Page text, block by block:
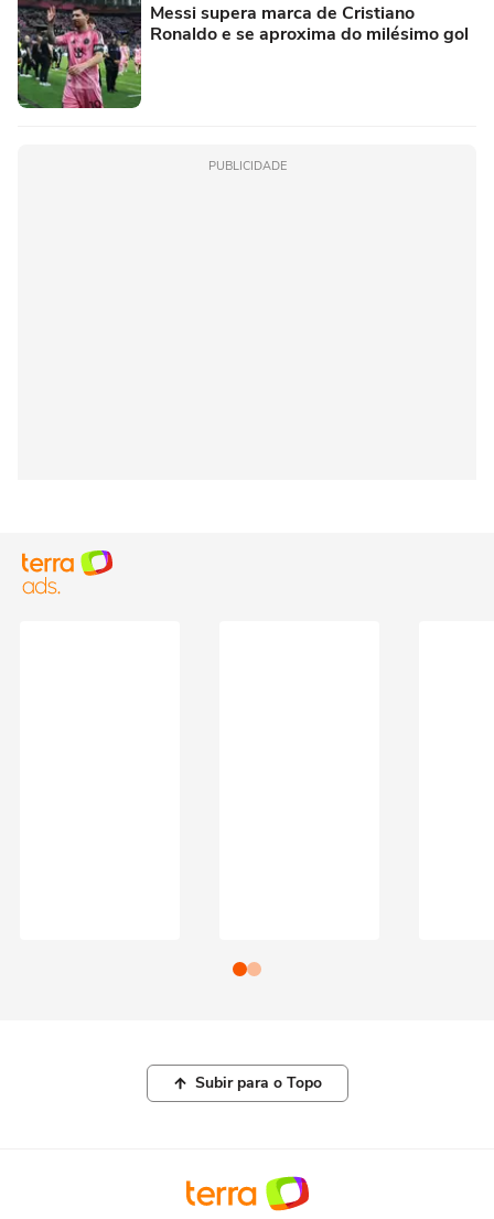
Messi supera marca de Cristiano
Ronaldo e se aproxima do milésimo gol
PUBLICIDADE
Subir para o Topo